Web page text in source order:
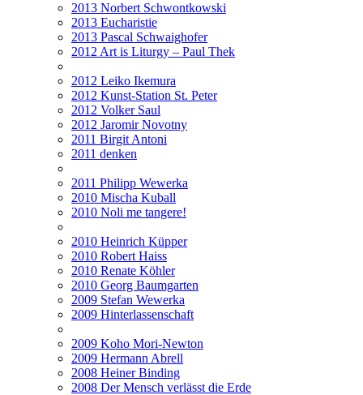
2013 Norbert Schwontkowski
2013 Eucharistie
2013 Pascal Schwaighofer
2012 Art is Liturgy – Paul Thek
2012 Leiko Ikemura
2012 Kunst-Station St. Peter
2012 Volker Saul
2012 Jaromir Novotny
2011 Birgit Antoni
2011 denken
2011 Philipp Wewerka
2010 Mischa Kuball
2010 Noli me tangere!
2010 Heinrich Küpper
2010 Robert Haiss
2010 Renate Köhler
2010 Georg Baumgarten
2009 Stefan Wewerka
2009 Hinterlassenschaft
2009 Koho Mori-Newton
2009 Hermann Abrell
2008 Heiner Binding
2008 Der Mensch verlässt die Erde